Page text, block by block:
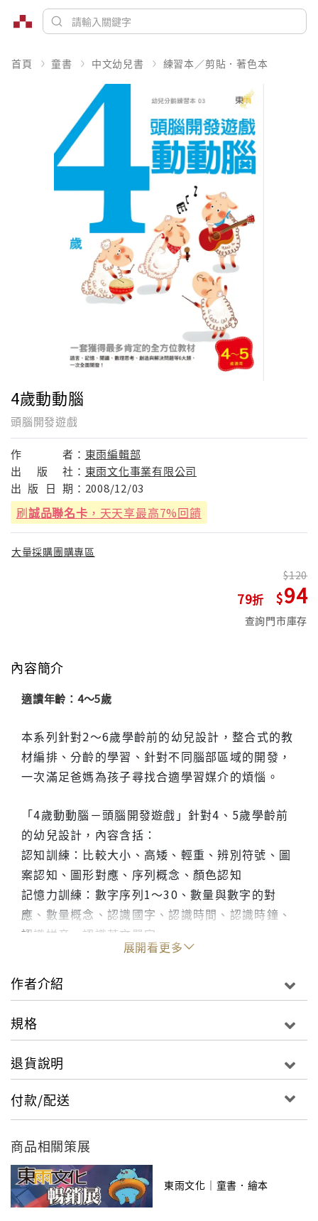
首頁 童書 中文幼兒書 練習本／剪貼．著色本
4歲動動腦
頭腦開發遊戲
作 者： 東雨編輯部
出
版 社： 東雨文化事業有限公司
出 版 日 期： 2008/12/03
刷誠品聯名卡 ，天天享最高7%回饋
大量採購團購專區
79
120
94
查詢門市庫存
內容簡介
適讀年齡：4～5歲
本系列針對2～6歲學齡前的幼兒設計，整合式的教
材編排、分齡的學習、針對不同腦部區域的開發，
一次滿足爸媽為孩子尋找合適學習媒介的煩惱。
「4歲動動腦－頭腦開發遊戲」針對4、5歲學齡前
的幼兒設計，內容含括：
認知訓練：比較大小、高矮、輕重、辨別符號、圖
案認知、圖形對應、序列概念、顏色認知
記憶力訓練：數字序列1～30、數量與數字的對
應、數量概念、認識國字、認識時間、認識時鐘、
認識拼音、認識英文單字
生活訓練：常識認知、社會常識、生活習慣、自然
觀察、生活常識
概念建立：圖形對應、找相同形狀、實物與影子的
配對
遊戲活動：觀察力、貼紙遊戲
能力訓練：著色訓練、運筆練習，是一套深受眾多
幼稚園肯定的全方位教材。
展開看更多
作者介紹
規格
退貨說明
付款/配送
商品相關策展
東雨文化｜童書．繪本